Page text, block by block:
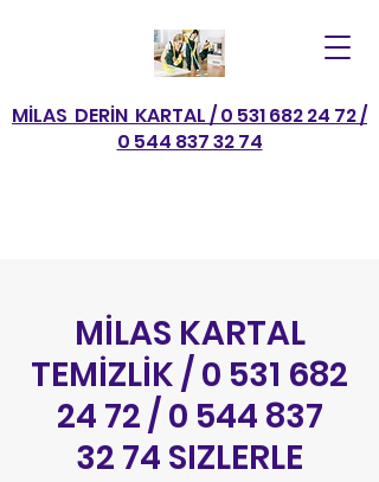
MİLAS DERİN KARTAL / 0 531 682 24 72 /
0 544 837 32 74
MİLAS KARTAL
TEMİZLİK /0 531 682
24 72/0 544 837
32 74 SIZLERLE